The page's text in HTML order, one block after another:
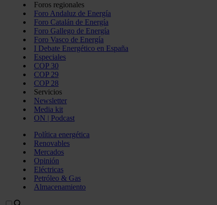
Foros regionales
Foro Andaluz de Energía
Foro Catalán de Energía
Foro Gallego de Energía
Foro Vasco de Energía
I Debate Energético en España
Especiales
COP 30
COP 29
COP 28
Servicios
Newsletter
Media kit
ON | Podcast
Política energética
Renovables
Mercados
Opinión
Eléctricas
Petróleo & Gas
Almacenamiento